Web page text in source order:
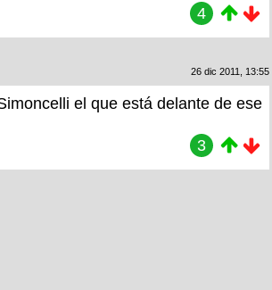
4
26 dic 2011, 13:55
el que está delante de ese
3